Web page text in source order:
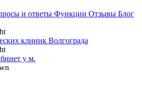
и ответы Функции Отзывы Блог
клиник Волгограда
у м.